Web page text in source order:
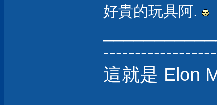
好貴的玩具阿.
這就是 Elon